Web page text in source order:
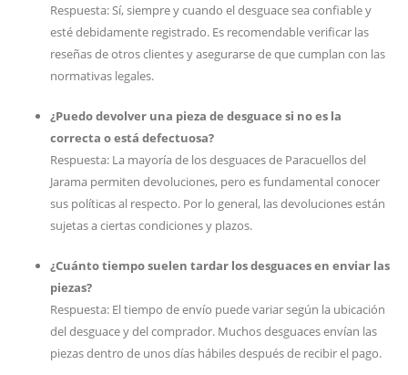
Respuesta: Sí, siempre y cuando el desguace sea confiable y
esté debidamente registrado. Es recomendable verificar las
reseñas de otros clientes y asegurarse de que cumplan con las
normativas legales.
¿Puedo devolver una pieza de desguace si no es la
correcta o está defectuosa?
Respuesta: La mayoría de los desguaces de Paracuellos del
Jarama permiten devoluciones, pero es fundamental conocer
sus políticas al respecto. Por lo general, las devoluciones están
sujetas a ciertas condiciones y plazos.
¿Cuánto tiempo suelen tardar los desguaces en enviar las
piezas?
Respuesta: El tiempo de envío puede variar según la ubicación
del desguace y del comprador. Muchos desguaces envían las
piezas dentro de unos días hábiles después de recibir el pago.